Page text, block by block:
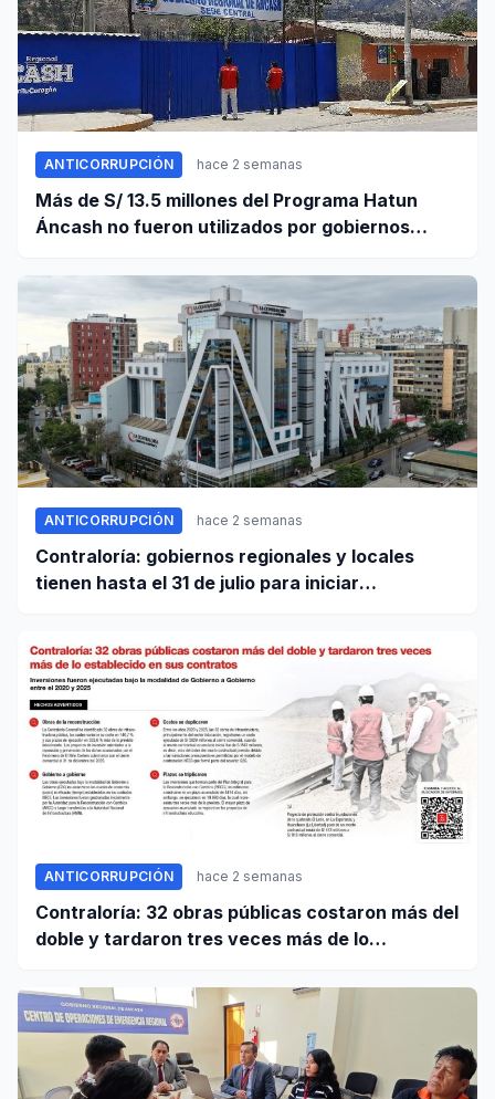
ANTICORRUPCIÓN hace 2 semanas
Más de S/ 13.5 millones del Programa Hatun
Áncash no fueron utilizados por gobiernos
ANTICORRUPCIÓN hace 2 semanas
Contraloría: gobiernos regionales y locales
tienen hasta el 31 de julio para iniciar
ANTICORRUPCIÓN hace 2 semanas
Contraloría: 32 obras públicas costaron más del
doble y tardaron tres veces más de lo